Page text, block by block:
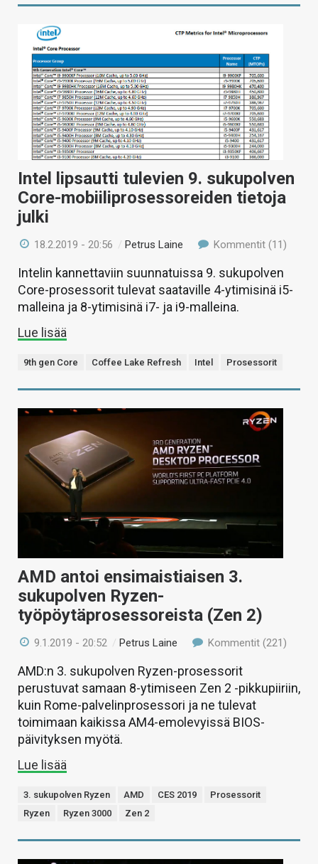
Intel lipsautti tulevien 9. sukupolven
Core-mobiiliprosessoreiden tietoja
julki
18.2.2019 - 20:56 / Petrus Laine Kommentit (11)
Intelin kannettaviin suunnatuissa 9. sukupolven
Core-prosessorit tulevat saataville 4-ytimisinä i5-
malleina ja 8-ytimisinä i7- ja i9-malleina.
Lue lisää
9th gen Core Coffee Lake Refresh Intel Prosessorit
AMD antoi ensimaistiaisen 3.
sukupolven Ryzen-
työpöytäprosessoreista (Zen 2)
9.1.2019 - 20:52 /Petrus Laine Kommentit (221)
AMD:n 3. sukupolven Ryzen-prosessorit
perustuvat samaan 8-ytimiseen Zen 2 -pikkupiiriin,
kuin Rome-palvelinprosessori ja ne tulevat
toimimaan kaikissa AM4-emolevyissä BIOS-
päivityksen myötä.
Lue lisää
3. sukupolven Ryzen AMD CES 2019
Prosessorit
Ryzen
Ryzen 3000 Zen 2